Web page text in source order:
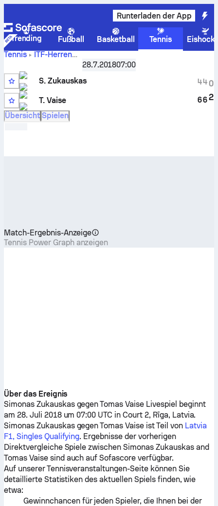
Runterladen der App
Trending Fußball Basketball Tennis
Tennis
ITF-Herren
Latvia F1, Singles Qualifying,Qualifikation
Punktestand und H2H-Ergebnisse für
gegen
Tomas Vaise
28.7.201807:00
S. Zukauskas
T. Vaise
4
6
4
6
0
2
Übersicht Spielen
Match-Ergebnis-Anzeige
Tennis Power Graph anzeigen
Über das Ereignis
Simonas ZukauskasgegenTomas Vaise Livespiel beginnt
am 28. Juli 2018 um 07:00 UTC in Court 2, Rīga, Latvia.
Simonas ZukauskasgegenTomas Vaise ist Teil von Latvia
F1, Singles Qualifying. Ergebnisse der vorherigen
Direktvergleiche Spiele zwischenSimonas Zukauskasand
Tomas Vaisesind auch auf Sofascore verfügbar.
Auf unserer Tennisveranstaltungen-Seite können Sie
detaillierte Statistiken des aktuellen Spiels finden, wie
etwa:
Gewinnchancen für jeden Spieler, die Ihnen bei der